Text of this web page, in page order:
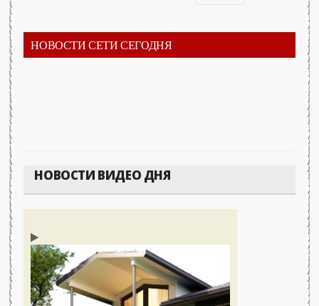
НОВОСТИ СЕТИ СЕГОДНЯ
НОВОСТИ ВИДЕО ДНЯ